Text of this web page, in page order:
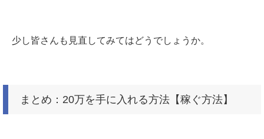
少し皆さんも見直してみてはどうでしょうか。
まとめ：20万を手に入れる方法【稼ぐ方法】